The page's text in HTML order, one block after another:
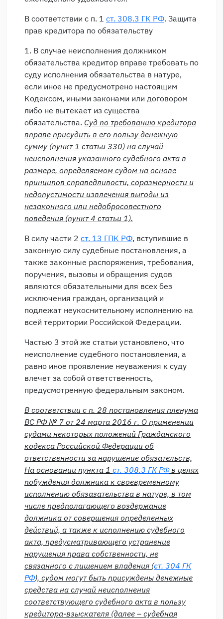
В соответствии с п. 1 ст. 308.3 ГК РФ. Защита
прав кредитора по обязательству
1. В случае неисполнения должником
обязательства кредитор вправе требовать по
суду исполнения обязательства в натуре,
если иное не предусмотрено настоящим
Кодексом, иными законами или договором
либо не вытекает из существа
обязательства. Суд по требованию кредитора
вправе присудить в его пользу денежную
сумму (пункт 1 статьи 330) на случай
неисполнения указанного судебного акта в
размере, определяемом судом на основе
принципов справедливости, соразмерности и
недопустимости извлечения выгоды из
незаконного или недобросовестного
поведения (пункт 4 статьи 1).
В силу части 2 ст. 13 ГПК РФ, вступившие в
законную силу судебные постановления, а
также законные распоряжения, требования,
поручения, вызовы и обращения судов
являются обязательными для всех без
исключения граждан, организаций и
подлежат неукоснительному исполнению на
всей территории Российской Федерации.
Частью 3 этой же статьи установлено, что
неисполнение судебного постановления, а
равно иное проявление неуважения к суду
влечет за собой ответственность,
предусмотренную федеральным законом.
В соответствии с п. 28 постановления пленума
ВС РФ № 7 от 24 марта 2016 г. О применении
судами некоторых положений Гражданского
кодекса Российской Федерации об
ответственности за нарушение обязательств,
На основании пункта 1 ст. 308.3 ГК РФв целях
побуждения должника к своевременному
исполнению обязазательства в натуре, в том
числе предполагающего воздержание
должника от совершения определенных
действий, а также к исполнению судебного
акта, предусматривающего устранение
нарушения права собственности, не
связанного с лишением владения (ст. 304 ГК
РФ), судом могут быть присуждены денежные
средства на случай неисполнения
соответствующего судебного акта в пользу
кредитора-взыскателя (далее – судебная